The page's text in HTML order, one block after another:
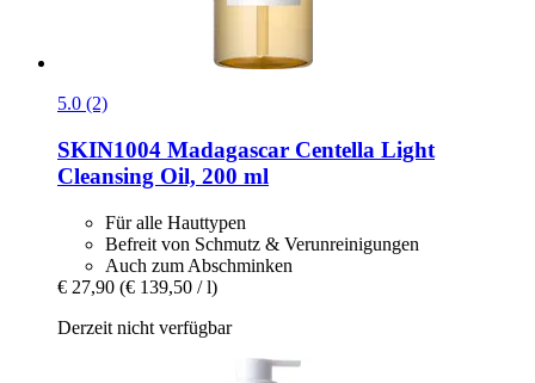
5.0 (2)
SKIN1004 Madagascar Centella Light
Cleansing Oil, 200 ml
Für alle Hauttypen
Befreit von Schmutz & Verunreinigungen
Auch zum Abschminken
€ 27,90 (€ 139,50 / l)
Derzeit nicht verfügbar